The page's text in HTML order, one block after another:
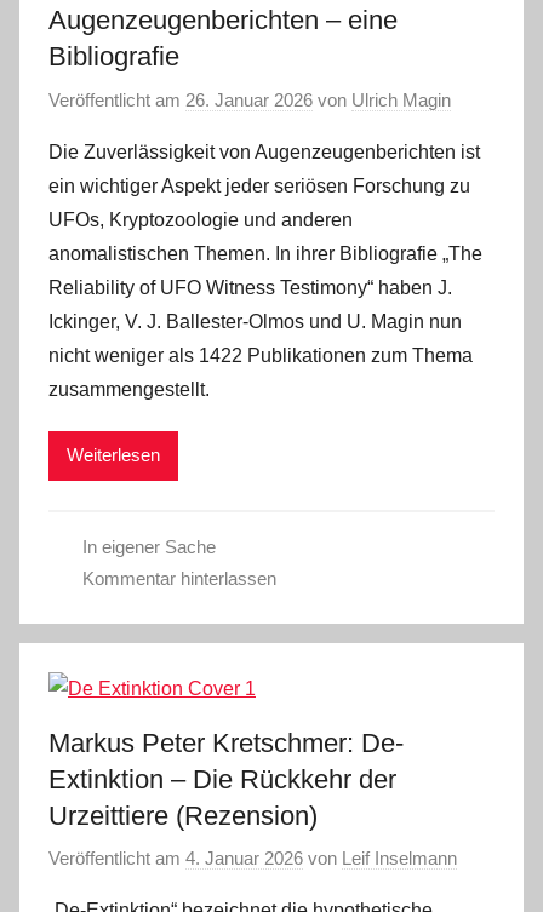
Augenzeugenberichten – eine
Bibliografie
Veröffentlicht am 26. Januar 2026 von Ulrich Magin
Die Zuverlässigkeit von Augenzeugenberichten ist
ein wichtiger Aspekt jeder seriösen Forschung zu
UFOs, Kryptozoologie und anderen
anomalistischen Themen. In ihrer Bibliografie „The
Reliability of UFO Witness Testimony“ haben J.
Ickinger, V. J. Ballester-Olmos und U. Magin nun
nicht weniger als 1422 Publikationen zum Thema
zusammengestellt.
Weiterlesen
In eigener Sache
Kommentar hinterlassen
Markus Peter Kretschmer: De-
Extinktion ‒ Die Rückkehr der
Urzeittiere (Rezension)
Veröffentlicht am 4. Januar 2026 von Leif Inselmann